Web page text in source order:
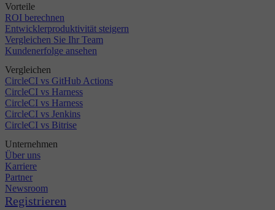
Vorteile
ROI berechnen
Entwicklerproduktivität steigern
Vergleichen Sie Ihr Team
Kundenerfolge ansehen
Vergleichen
CircleCI vs GitHub Actions
CircleCI vs Harness
CircleCI vs Harness
CircleCI vs Jenkins
CircleCI vs Bitrise
Unternehmen
Über uns
Karriere
Partner
Newsroom
Registrieren